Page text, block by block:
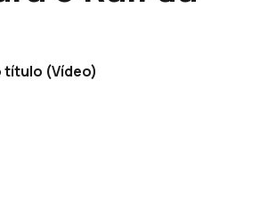
título (Vídeo)